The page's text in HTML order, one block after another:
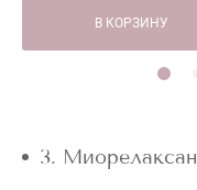
В КОРЗИНУ
3.